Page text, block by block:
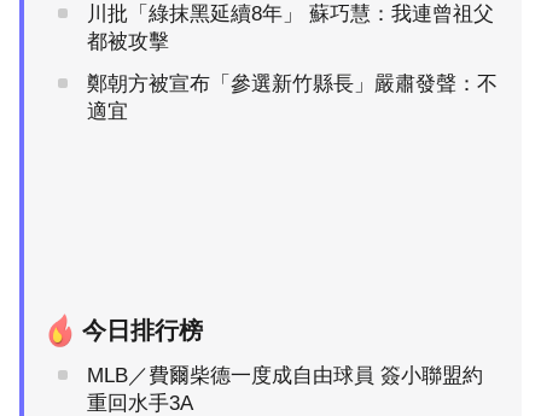
川批「綠抹黑延續8年」 蘇巧慧：我連曾祖父
都被攻擊
鄭朝方被宣布「參選新竹縣長」嚴肅發聲：不
適宜
今日排行榜
MLB／費爾柴德一度成自由球員 簽小聯盟約
重回水手3A